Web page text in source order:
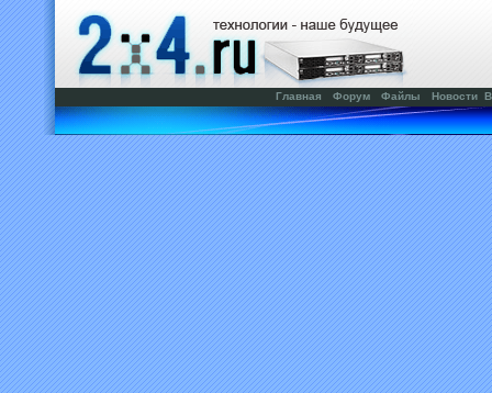
Главная Форум Файлы Новости